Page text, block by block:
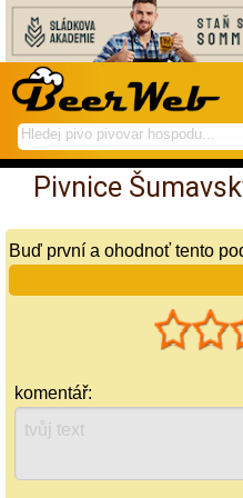
hledej
na
BeerWeb
spustí
hledání
Pivnice
Buď první a ohodnoť tento
komentář: